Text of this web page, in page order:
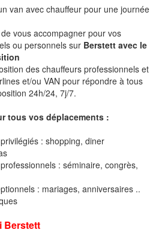
van avec chauffeur pour une journée
vous accompagner pour vos
ou personnels sur Berstett avec le
des chauffeurs professionnels et
et/ou VAN pour répondre à tous
24h/24, 7j/7.
tous vos déplacements :
: shopping, diner
: séminaire, congrès,
: mariages, anniversaires ..
Berstett